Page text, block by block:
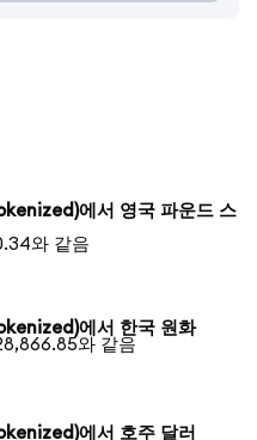
에서 영국 파운드 스
와 같음
에서 한국 원화
와 같음
에서 호주 달러